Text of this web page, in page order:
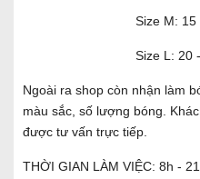
Size M: 15
Size L: 20 - 22
Ngoài ra shop còn nhận làm
màu sắc, số lượng bóng.
được tư vấn trực tiếp.
THỜI GIAN LÀM VIỆC: 8h -